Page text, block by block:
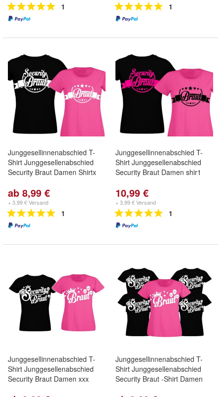
1 1
Junggesellinnenabschied T-
Shirt Junggesellenabschied
Security Braut Damen Shirtx
ab 8,99 €
+ 3,99 € Versand
1
Junggesellinnenabschied T-
Shirt Junggesellenabschied
Security Braut Damen shir1
10,99 €
+ 3,99 € Versand
1
Junggesellinnenabschied T-
Shirt Junggesellenabschied
Security Braut Damen xxx
Junggesellinnenabschied T-
Shirt Junggesellenabschied
Security Braut -Shirt Damen